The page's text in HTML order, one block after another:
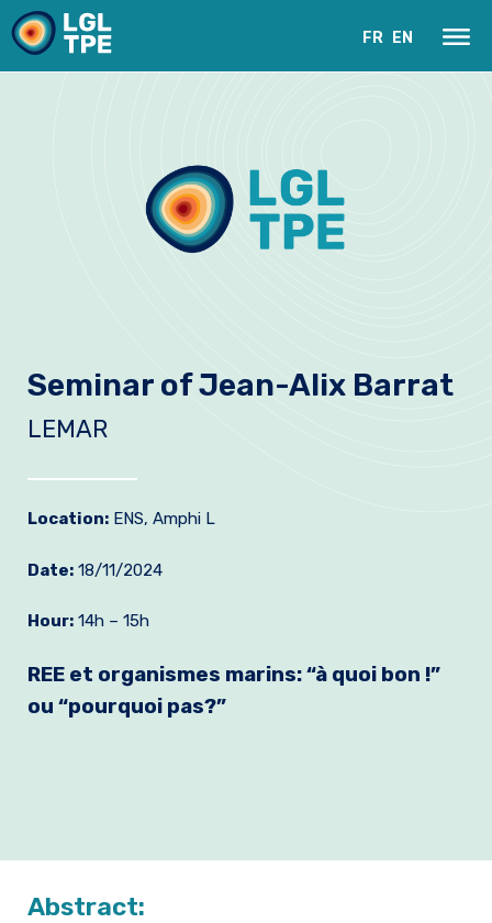
Research
Instruments
News
Join us
Practical Information
FR EN
Seminar of Jean-Alix Barrat
LEMAR
Location: ENS, Amphi L
Date: 18/11/2024
Hour: 14h – 15h
REE et organismes marins: “à quoi bon !”
ou “pourquoi pas?”
Abstract: